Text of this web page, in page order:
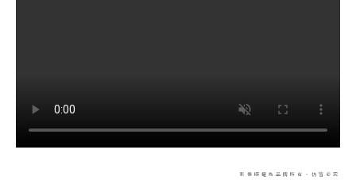
影像版權為品牌所有・仿冒必究